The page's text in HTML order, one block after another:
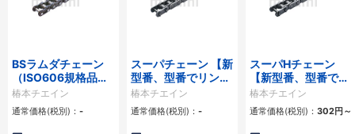
BSラムダチェーン
（ISO606規格品・
Bシリーズ）
椿本チエイン
通常価格(税別)： -
スーパチェーン 【新
型番、型番でリンク
数指定】
椿本チエイン
通常価格(税別)： -
スーパHチェーン
【新型番、型番でリ
ンク数指定】
椿本チエイン
通常価格(税別)： 302円 ～